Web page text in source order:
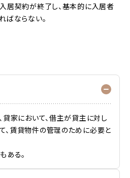
居契約が終了し、基本的に入居者
ばならない。
貸家において、借主が貸主に対し
、賃貸物件の管理のために必要と
ある。